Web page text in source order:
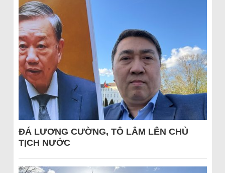
ĐÁ LƯƠNG CƯỜNG, TÔ LÂM LÊN CHỦ
TỊCH NƯỚC